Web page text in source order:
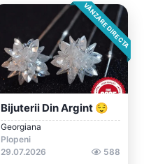
VÂNZARE DIRECTA
Bijuterii Din Argint 😌
Georgiana
Plopeni
29.07.2026
588